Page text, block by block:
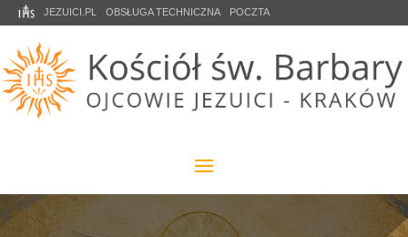
JEZUICI.PL OBSŁUGA TECHNICZNA POCZTA